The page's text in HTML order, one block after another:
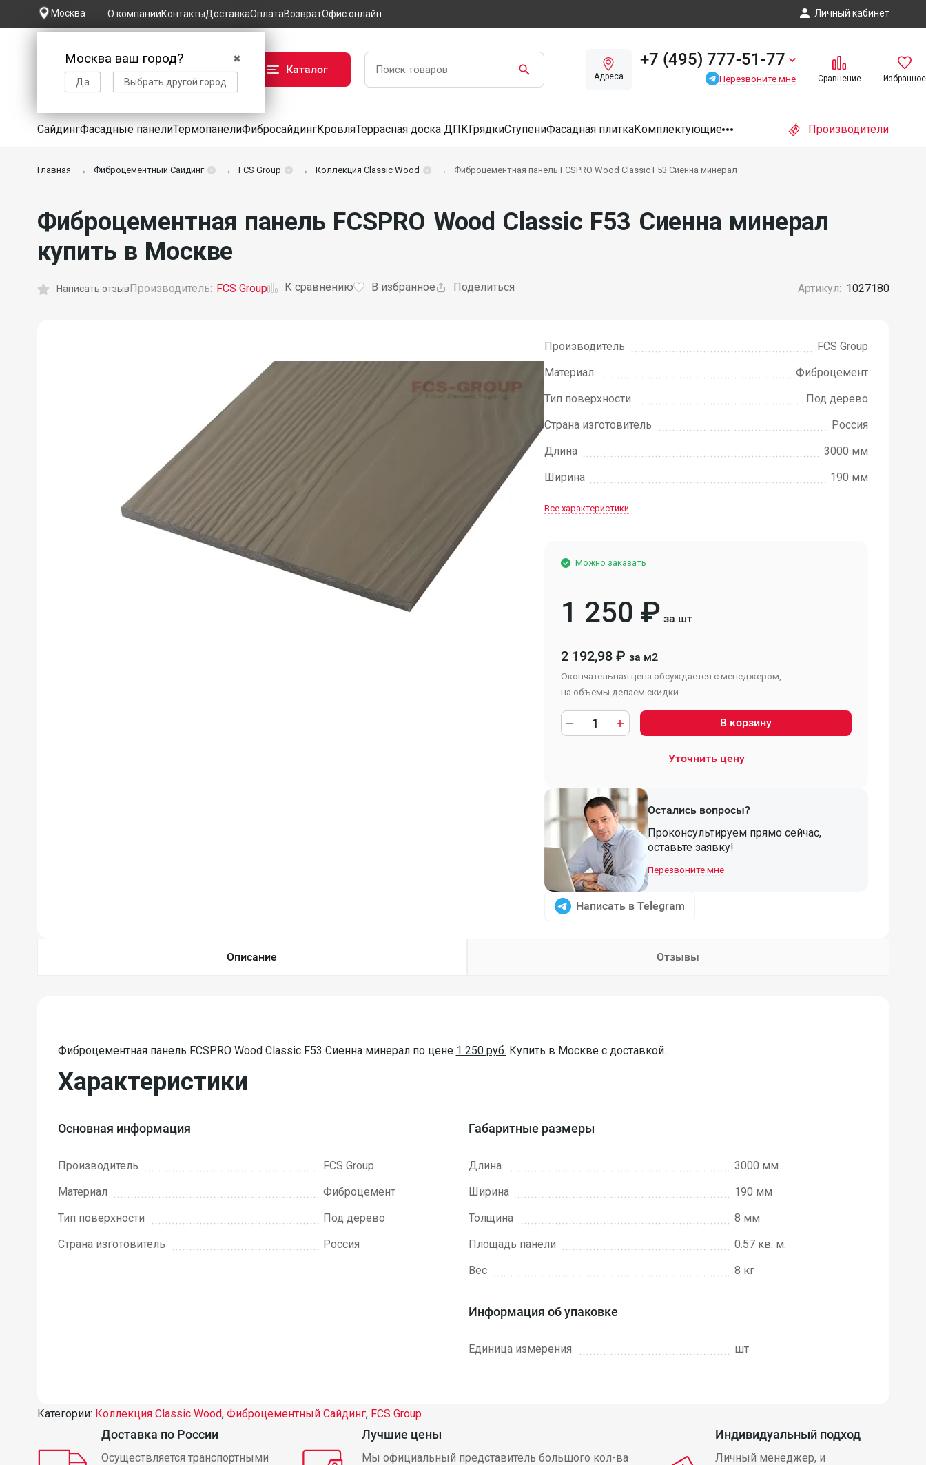
Москва
✖
Москва ваш город?
Да Выбрать другой город
О компанииКонтактыДоставкаОплатаВозвратОфис онлайн Личный кабинет
Каталог
Адреса
+7 (495) 777-51-77
Перезвоните мне Сравнение Избранное
СайдингФасадные панелиТермопанелиФибросайдингКровляТеррасная доска ДПКГрядкиСтупениФасадная плиткаКомплектующие Производители
Главная Фиброцементный Сайдинг FCS Group Коллекция Classic Wood Фиброцементная панель FCSPRO Wood Classic F53 Сиенна минерал
Фиброцементная панель FCSPRO Wood Classic F53 Сиенна минерал
купить в Москве
Написать отзывПроизводитель: FCS Group К сравнению В избранное Поделиться Артикул: 1027180
Производитель
FCS Group
Материал
Фиброцемент
Тип поверхности
Под дерево
Страна изготовитель
Россия
Длина
3000 мм
Ширина
190 мм
Все характеристики
Можно заказать
1 250 ₽ за шт
2 192,98 ₽ за м2
Окончательная цена обсуждается с менеджером,
на объемы делаем скидки.
В корзину
Уточнить цену
Остались вопросы?
Проконсультируем прямо сейчас,
оставьте заявку!
Перезвоните мне
Написать в Telegram
Описание Отзывы
Фиброцементная панель FCSPRO Wood Classic F53 Сиенна минерал по цене 1 250 руб. Купить в Москве с доставкой.
Характеристики
Основная информация
Производитель
FCS Group
Материал
Фиброцемент
Тип поверхности
Под дерево
Страна изготовитель
Россия
Габаритные размеры
Длина
3000 мм
Ширина
190 мм
Толщина
8 мм
Площадь панели
0.57 кв. м.
Вес
8 кг
Информация об упаковке
Единица измерения шт
Категории: Коллекция Classic Wood, Фиброцементный Сайдинг, FCS Group
Доставка по России
Осуществляется транспортными
Лучшие цены
Мы официальный представитель большого кол-ва
Индивидуальный подход
Личный менеджер, и